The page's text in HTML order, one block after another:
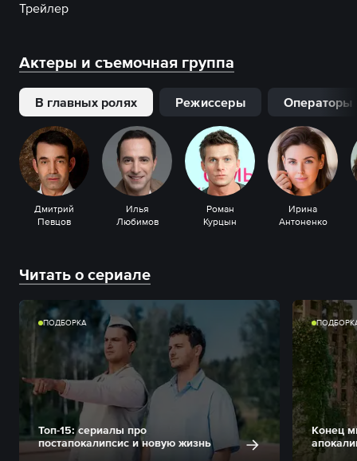
Трейлер
Актеры и съемочная группа
В главных ролях Режиссеры Операторы
Дмитрий
Певцов
Илья
Любимов
Роман
Курцын
Ирина
Антоненко
Читать о сериале
ПОДБОРКА
Топ-15: сериалы про
постапокалипсис и новую жизнь
Конец